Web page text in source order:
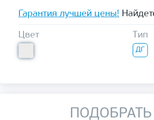
Гарантия лучшей цены!
Цвет Тип
ДГ